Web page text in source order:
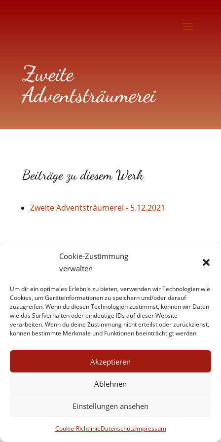
Cookie-Zustimmung
verwalten
Um dir ein optimales Erlebnis zu bieten, verwenden wir Technologien wie
Cookies, um Geräteinformationen zu speichern und/oder darauf
zuzugreifen. Wenn du diesen Technologien zustimmst, können wir Daten
wie das Surfverhalten oder eindeutige IDs auf dieser Website
verarbeiten. Wenn du deine Zustimmung nicht erteilst oder zurückziehst,
können bestimmte Merkmale und Funktionen beeinträchtigt werden.
Akzeptieren
Ablehnen
Einstellungen ansehen
Cookie-RichtlinieDatenschutzImpressum
Zweite
Adventsträumerei
Beiträge zu diesem Werk
Zweite Adventsträumerei - 5.12.2021
Impressum Datenschutz
Kontakt
Werbe- und Affiliate-Links